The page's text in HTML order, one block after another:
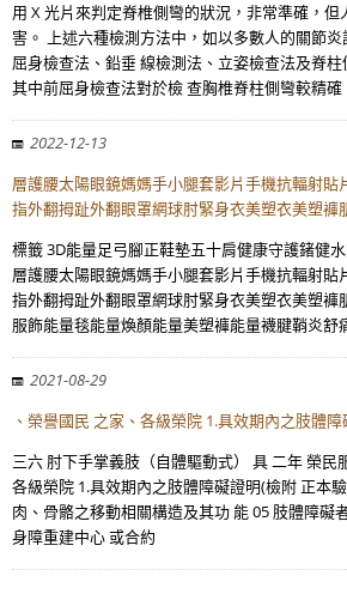
用 X 光片來判定脊椎側彎的狀況，非常準確，
害。 上述六種檢測方法中，如以多數人的關節
屈身檢查法、鉛垂 線檢測法、立姿檢查法及脊
其中前屈身檢查法對於檢 查胸椎脊柱側彎較精
2022-12-13
層護腰太陽眼鏡媽媽手小腿套影片手機抗輻射貼
指外翻拇趾外翻眼罩網球肘緊身衣美塑衣美塑褲
標籤 3D能量足弓腳正鞋墊五十肩健康守護鍺健
層護腰太陽眼鏡媽媽手小腿套影片手機抗輻射貼
指外翻拇趾外翻眼罩網球肘緊身衣美塑衣美塑褲
服飾能量毯能量煥顏能量美塑褲能量襪腱鞘炎舒
2021-08-29
、榮譽國民 之家、各級榮院 1.具效期內之肢體
三六 肘下手掌義肢（自體驅動式） 具 二年 榮民
各級榮院 1.具效期內之肢體障礙證明(檢附 正本
肉、骨骼之移動相關構造及其功 能 05 肢體障礙
身障重建中心 或合約